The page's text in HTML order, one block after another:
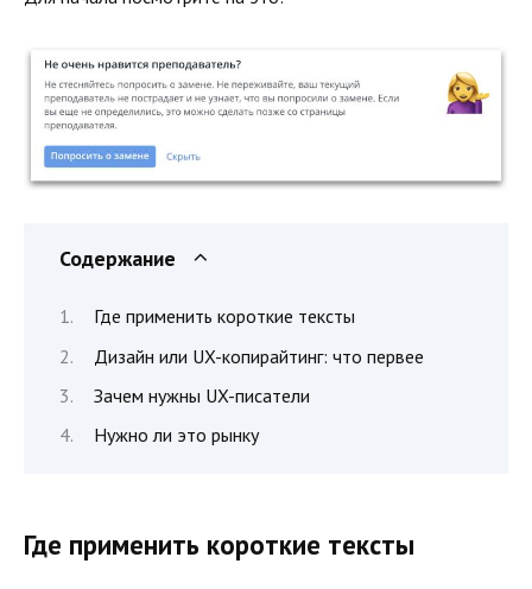
Содержание
Где применить короткие тексты
Дизайн или UX-копирайтинг: что первее
Зачем нужны UX-писатели
Нужно ли это рынку
Где применить короткие тексты